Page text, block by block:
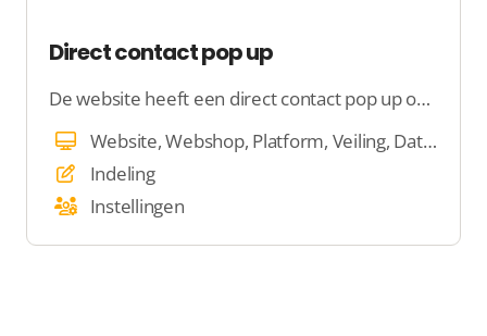
Direct contact pop up
De website heeft een direct contact pop up op verschillende pagina’s. We noemen dit de conversie pop-up. Deze pop-up heeft als doel om meer conversie te halen uit het verkeer op de website
Website, Webshop, Platform, Veiling, Dating
Indeling
Instellingen